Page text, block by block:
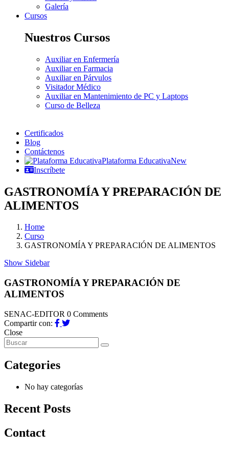
Galería
Cursos
Nuestros Cursos
Auxiliar en Enfermería
Auxiliar en Farmacia
Auxiliar en Párvulos
Visitador Médico
Auxiliar en Mantenimiento de PC y Laptops
Curso de Belleza
Certificados
Blog
Contáctenos
Plataforma EducativaNew
Inscríbete
GASTRONOMÍA Y PREPARACIÓN DE
ALIMENTOS
Home
Curso
GASTRONOMÍA Y PREPARACIÓN DE ALIMENTOS
Show Sidebar
GASTRONOMÍA Y PREPARACIÓN DE
ALIMENTOS
SENAC-EDITOR 0 Comments
Compartir con:
Close
Categories
No hay categorías
Recent Posts
Contact